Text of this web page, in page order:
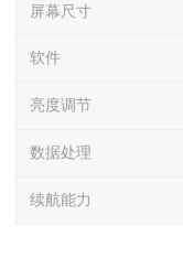
屏幕尺寸
软件
亮度调节
数据处理
续航能力